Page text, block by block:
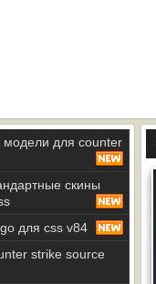
модели для counter
скины
для css v84
strike source